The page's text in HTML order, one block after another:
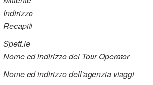
Indirizzo
Recapiti
Spett.le
Nome ed indirizzo del Tour Operator
Nome ed indirizzo dell'agenzia viaggi